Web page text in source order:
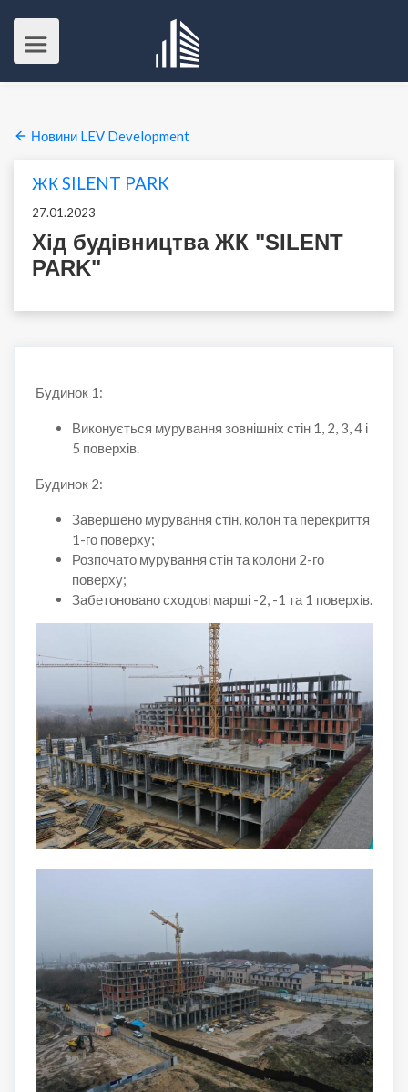
Новини LEV Development
ЖК SILENT PARK
27.01.2023
Хід будівництва ЖК "SILENT
PARK"
Будинок 1:
Виконується мурування зовнішніх стін 1, 2, 3, 4 і
5 поверхів.
Будинок 2:
Завершено мурування стін, колон та перекриття
1-го поверху;
Розпочато мурування стін та колони 2-го
поверху;
Забетоновано сходові марші -2, -1 та 1 поверхів.